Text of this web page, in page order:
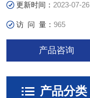
更新时间： 2023-07-26
访 问 量：965
产品咨询
产品分类